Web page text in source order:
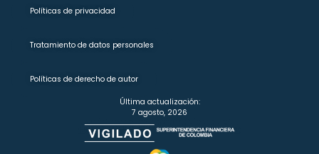
Políticas de privacidad
Tratamiento de datos personales
Políticas de derecho de autor
Última actualización:
7 agosto, 2026